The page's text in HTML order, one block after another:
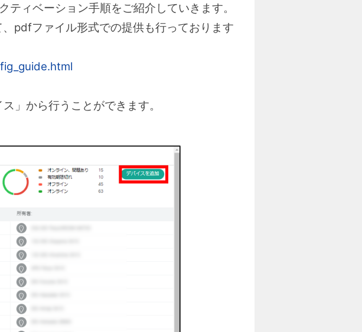
ィベーション手順をご紹介していきます。
pdfファイル形式での提供も行っております
」から行うことができます。